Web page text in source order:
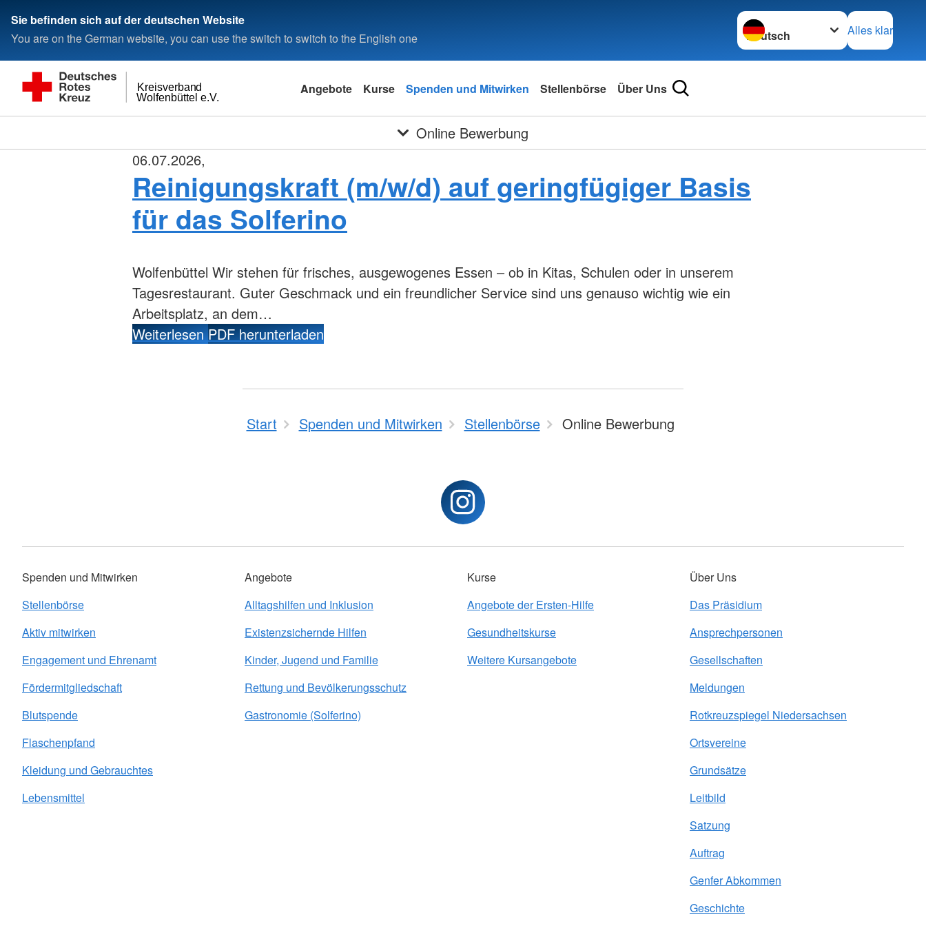
Sie befinden sich auf der deutschen Website
You are on the German website, you can use the switch to switch to the English one
Sprache wechseln zu
Alles klar
Wolfenbüttel e.V.
Kreisverband Angebote Kurse Spenden und Mitwirken Stellenbörse Über Uns
Online Bewerbung
06.07.2026,
Reinigungskraft (m/w/d) auf geringfügiger Basis
für das Solferino
Wolfenbüttel Wir stehen für frisches, ausgewogenes Essen – ob in Kitas, Schulen oder in unserem
Tagesrestaurant. Guter Geschmack und ein freundlicher Service sind uns genauso wichtig wie ein
Arbeitsplatz, an dem…
WeiterlesenPDF herunterladen
Start Spenden und Mitwirken Stellenbörse Online Bewerbung
Spenden und Mitwirken
Stellenbörse
Aktiv mitwirken
Engagement und Ehrenamt
Fördermitgliedschaft
Blutspende
Flaschenpfand
Kleidung und Gebrauchtes
Lebensmittel
Angebote
Alltagshilfen und Inklusion
Existenzsichernde Hilfen
Kinder, Jugend und Familie
Rettung und Bevölkerungsschutz
Gastronomie (Solferino)
Kurse
Angebote der Ersten-Hilfe
Gesundheitskurse
Weitere Kursangebote
Über Uns
Das Präsidium
Ansprechpersonen
Gesellschaften
Meldungen
Rotkreuzspiegel Niedersachsen
Ortsvereine
Grundsätze
Leitbild
Satzung
Auftrag
Genfer Abkommen
Geschichte